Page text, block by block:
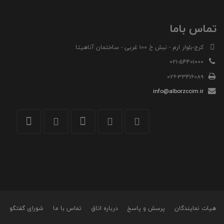
تماس باما
کرج-بلوار ارم - نبش خ 100 غربی - ساختمان آناهیتا
021-54401000
026-33416089
info@alborzccim.ir
هیات نمایندگان پرسش و پاسخ درباره اتاق تماس با ما شورای گفتگو